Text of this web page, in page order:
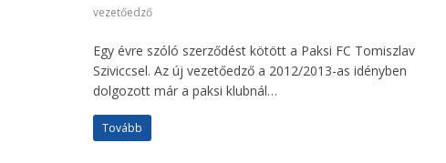
vezetőedző
Egy évre szóló szerződést kötött a Paksi FC Tomiszlav
Sziviccsel. Az új vezetőedző a 2012/2013-as idényben
dolgozott már a paksi klubnál…
Tovább